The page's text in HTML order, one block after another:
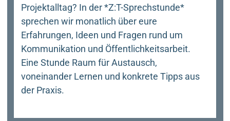
Projektalltag? In der *Z:T-Sprechstunde*
sprechen wir monatlich über eure
Erfahrungen, Ideen und Fragen rund um
Kommunikation und Öffentlichkeitsarbeit.
Eine Stunde Raum für Austausch,
voneinander Lernen und konkrete Tipps aus
der Praxis.